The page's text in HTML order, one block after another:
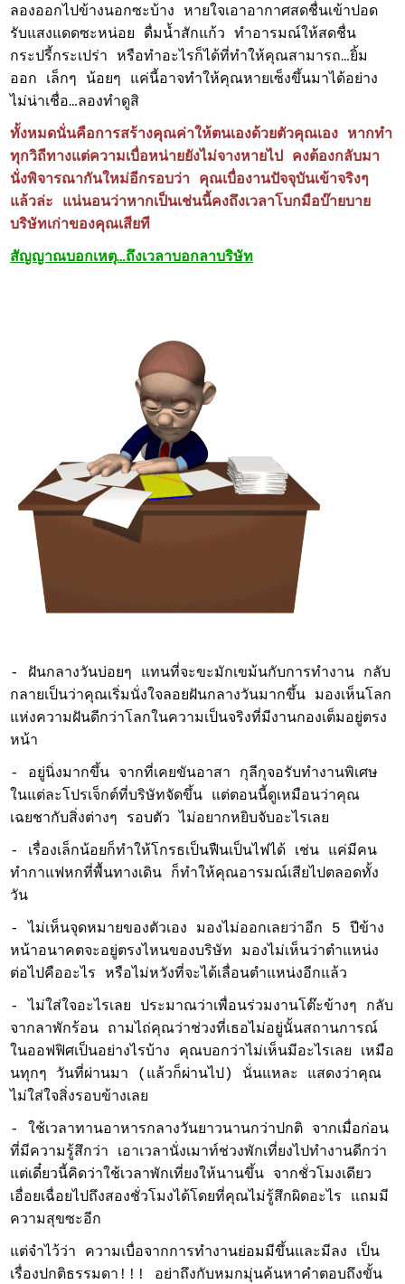
ลองออกไปข้างนอกซะบ้าง หายใจเอาอากาศสดชื่นเข้าปอด
รับแสงแดดซะหน่อย ดื่มน้ำสักแก้ว ทำอารมณ์ให้สดชื่น
กระปรี้กระเปร่า หรือทำอะไรก็ได้ที่ทำให้คุณสามารถ…ยิ้ม
ออก เล็กๆ น้อยๆ แค่นี้อาจทำให้คุณหายเซ็งขึ้นมาได้อย่าง
ไม่น่าเชื่อ…ลองทำดูสิ
ทั้งหมดนั่นคือการสร้างคุณค่าให้ตนเองด้วยตัวคุณเอง หากทำ
ทุกวิถีทางแต่ความเบื่อหน่ายยังไม่จางหายไป คงต้องกลับมา
นั่งพิจารณากันใหม่อีกรอบว่า คุณเบื่องานปัจจุบันเข้าจริงๆ
แล้วล่ะ แน่นอนว่าหากเป็นเช่นนี้คงถึงเวลาโบกมือบ๊ายบาย
บริษัทเก่าของคุณเสียที
สัญญาณบอกเหตุ…ถึงเวลาบอกลาบริษัท
- ฝันกลางวันบ่อยๆ แทนที่จะขะมักเขม้นกับการทำงาน กลับ
กลายเป็นว่าคุณเริ่มนั่งใจลอยฝันกลางวันมากขึ้น มองเห็นโลก
แห่งความฝันดีกว่าโลกในความเป็นจริงที่มีงานกองเต็มอยู่ตรง
หน้า
- อยู่นิ่งมากขึ้น จากที่เคยขันอาสา กุลีกุจอรับทำงานพิเศษ
ในแต่ละโปรเจ็กต์ที่บริษัทจัดขึ้น แต่ตอนนี้ดูเหมือนว่าคุณ
เฉยชากับสิ่งต่างๆ รอบตัว ไม่อยากหยิบจับอะไรเลย
- เรื่องเล็กน้อยก็ทำให้โกรธเป็นฟืนเป็นไฟได้ เช่น แค่มีคน
ทำกาแฟหกที่พื้นทางเดิน ก็ทำให้คุณอารมณ์เสียไปตลอดทั้ง
วัน
- ไม่เห็นจุดหมายของตัวเอง มองไม่ออกเลยว่าอีก 5 ปีข้าง
หน้าอนาคตจะอยู่ตรงไหนของบริษัท มองไม่เห็นว่าตำแหน่ง
ต่อไปคืออะไร หรือไม่หวังที่จะได้เลื่อนตำแหน่งอีกแล้ว
- ไม่ใส่ใจอะไรเลย ประมาณว่าเพื่อนร่วมงานโต๊ะข้างๆ กลับ
จากลาพักร้อน ถามไถ่คุณว่าช่วงที่เธอไม่อยู่นั้นสถานการณ์
ในออฟฟิศเป็นอย่างไรบ้าง คุณบอกว่าไม่เห็นมีอะไรเลย เหมือ
นทุกๆ วันที่ผ่านมา (แล้วก็ผ่านไป) นั่นแหละ แสดงว่าคุณ
ไม่ใส่ใจสิ่งรอบข้างเลย
- ใช้เวลาทานอาหารกลางวันยาวนานกว่าปกติ จากเมื่อก่อน
ที่มีความรู้สึกว่า เอาเวลานั่งเมาท์ช่วงพักเที่ยงไปทำงานดีกว่า
แต่เดี๋ยวนี้คิดว่าใช้เวลาพักเที่ยงให้นานขึ้น จากชั่วโมงเดียว
เอื่อยเฉื่อยไปถึงสองชั่วโมงได้โดยที่คุณไม่รู้สึกผิดอะไร แถมมี
ความสุขซะอีก
แต่จำไว้ว่า ความเบื่อจากการทำงานย่อมมีขึ้นและมีลง เป็น
เรื่องปกติธรรมดา!!! อย่าถึงกับหมกมุ่นค้นหาคำตอบถึงขั้น